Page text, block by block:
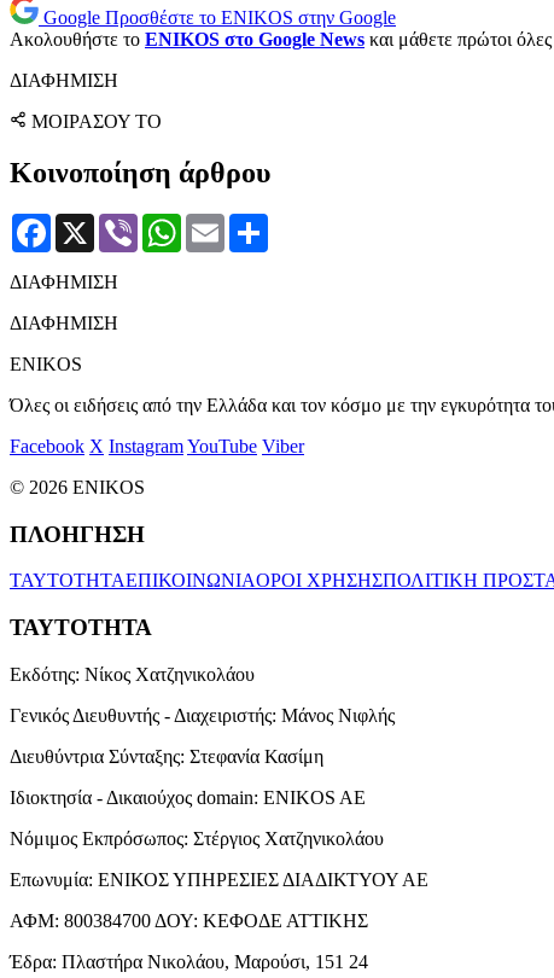
Google Προσθέστε το ENIKOS στην Google
Ακολουθήστε το ENIKOS στο Google News και μάθετε πρώτοι όλες
ΔΙΑΦΗΜΙΣΗ
ΜΟΙΡΑΣΟΥ ΤΟ
Κοινοποίηση άρθρου
Facebook
X Viber WhatsApp
Email
ΔΙΑΦΗΜΙΣΗ
ΔΙΑΦΗΜΙΣΗ
ENIKOS
Όλες οι ειδήσεις από την Ελλάδα και τον κόσμο με την εγκυρότητα
Facebook X InstagramYouTube Viber
© 2026 ENIKOS
ΠΛΟΗΓΗΣΗ
ΤΑΥΤΟΤΗΤΑΕΠΙΚΟΙΝΩΝΙΑΟΡΟΙ ΧΡΗΣΗΣΠΟΛΙΤΙΚΗ
ΤΑΥΤΟΤΗΤΑ
Εκδότης: Νίκος Χατζηνικολάου
Γενικός Διευθυντής - Διαχειριστής: Μάνος Νιφλής
Διευθύντρια Σύνταξης: Στεφανία Κασίμη
Ιδιοκτησία - Δικαιούχος domain: ENIKOS AE
Νόμιμος Εκπρόσωπος: Στέργιος Χατζηνικολάου
Επωνυμία: ΕΝΙΚΟΣ ΥΠΗΡΕΣΙΕΣ ΔΙΑΔΙΚΤΥΟΥ ΑΕ
ΑΦΜ: 800384700 ΔΟΥ: ΚΕΦΟΔΕ ΑΤΤΙΚΗΣ
Έδρα: Πλαστήρα Νικολάου, Μαρούσι, 151 24